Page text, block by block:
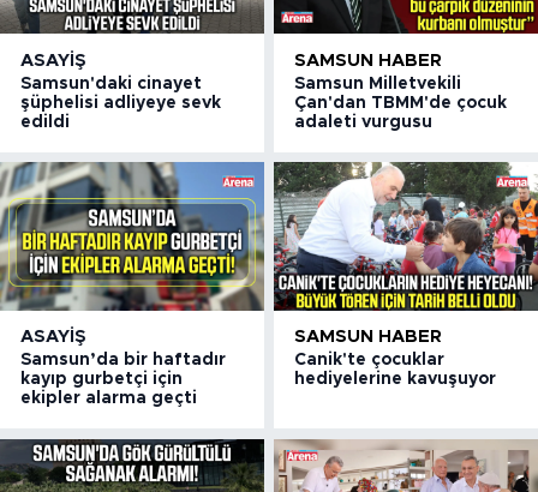
ASAYIŞ
Samsun'daki cinayet
şüphelisi adliyeye sevk
edildi
SAMSUN HABER
Samsun Milletvekili
Çan'dan TBMM'de çocuk
adaleti vurgusu
ASAYIŞ
Samsun’da bir haftadır
kayıp gurbetçi için
ekipler alarma geçti
SAMSUN HABER
Canik'te çocuklar
hediyelerine kavuşuyor